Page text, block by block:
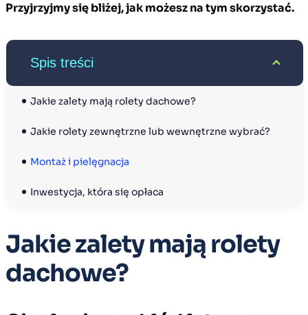
Przyjrzyjmy się bliżej, jak możesz na tym skorzystać.
Spis treści
Jakie zalety mają rolety dachowe?
Jakie rolety zewnętrzne lub wewnętrzne wybrać?
Montaż i pielęgnacja
Inwestycja, która się opłaca
Jakie zalety mają rolety
dachowe?